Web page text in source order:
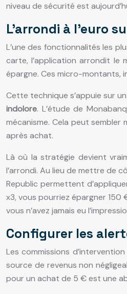
niveau de sécurité est
L’arrondi à l’euro
L’une des fonctionnalités les
carte, l’application arrondit le
épargne. Ces micro-montants,
Cette technique s’appuie sur
indolore. L’étude de
mécanisme. Cela peut
après achat.
Là où la stratégie devient
l’arrondi. Au lieu de mettre de
Republic permettent
x3, vous pourriez épargner 150
vous n’avez jamais eu
Configurer les
Les commissions
source de revenus non
pour un achat de 5 € est une